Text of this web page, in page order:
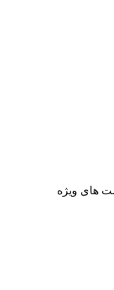
های ویژه